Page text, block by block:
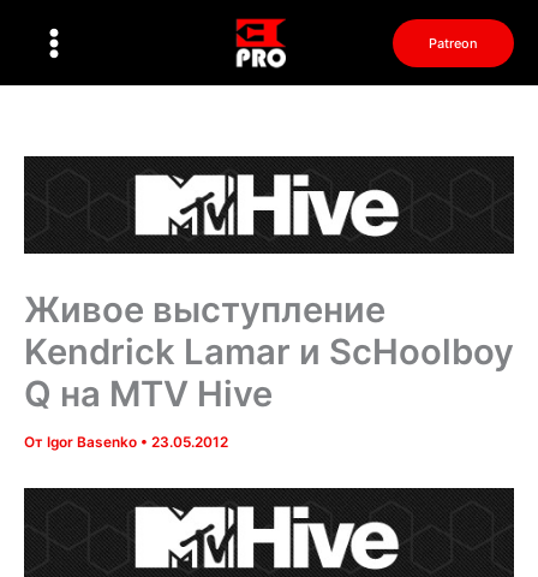
Patreon
Живое выступление
Kendrick Lamar и ScHoolboy
Q на MTV Hive
От Igor Basenko • 23.05.2012